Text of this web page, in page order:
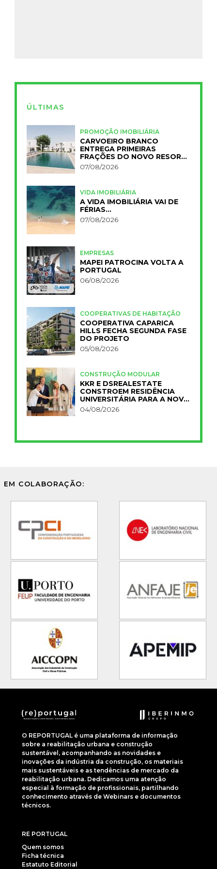
ÚLTIMAS
PROMOÇÃO IMOBILIÁRIA
CARVOEIRO BRANCO
ENTREGA PRIMEIRAS
FRAÇÕES DO NOVO RESORT
PRIMELIFE
07/08/2026
VIDA IMOBILIÁRIA
A VIDA IMOBILIÁRIA VAI DE
FÉRIAS…
07/08/2026
EMPRESAS
MAPEI PATROCINA VOLTA A
PORTUGAL
06/08/2026
COOPERATIVAS DE HABITAÇÃO
COOPERATIVA CAPARICA
HILLS FECHA SEGUNDA FASE
DO PROJETO
05/08/2026
CONSTRUÇÃO MODULAR
KKR E DSREALESTATE
CONSTROEM RESIDÊNCIA
UNIVERSITÁRIA PARA A NOVA
FCT
04/08/2026
EM COLABORAÇÃO:
O REPORTUGAL é uma plataforma de informação
sobre a reabilitação urbana e construção
sustentável, acompanhando as novidades e
inovações da indústria da construção, os materiais
mais sustentáveis e as tendências de mercado da
reabilitação urbana. Dedicamos uma atenção
especial à formação de profissionais, partilhando
conhecimento através de Webinars e documentos
técnicos.
RE PORTUGAL
Quem somos
Ficha técnica
Estatuto Editorial